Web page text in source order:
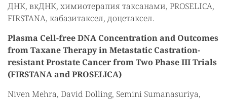
ДНК, вкДНК, химиотерапия таксанами, PROSELICA,
FIRSTANA, кабазитаксел, доцетаксел.
Plasma Cell-free DNA Concentration and Outcomes
from Taxane Therapy in Metastatic Castration-
resistant Prostate Cancer from Two Phase III Trials
(FIRSTANA and PROSELICA)
Niven Mehra, David Dolling, Semini Sumanasuriya,